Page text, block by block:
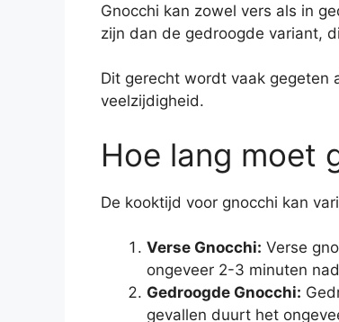
Gnocchi kan zowel vers als in
zijn dan de gedroogde variant,
Dit gerecht wordt vaak gegeten
veelzijdigheid.
Hoe lang moet
De kooktijd voor gnocchi kan
Verse Gnocchi: Verse
ongeveer 2-3 minuten
Gedroogde Gnocchi:
gevallen duurt het